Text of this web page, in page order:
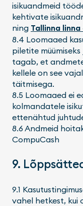
isikuandmeid
kehtivate
ning Tallinna
8.4 Loomaaed
piletite
tagab, et
kellele on see
täitmisega.
8.5 Loomaaed ei
kolmandatele
ettenähtud
8.6 Andmeid
CompuCash
9.
9.1
vahel hetkest, kui